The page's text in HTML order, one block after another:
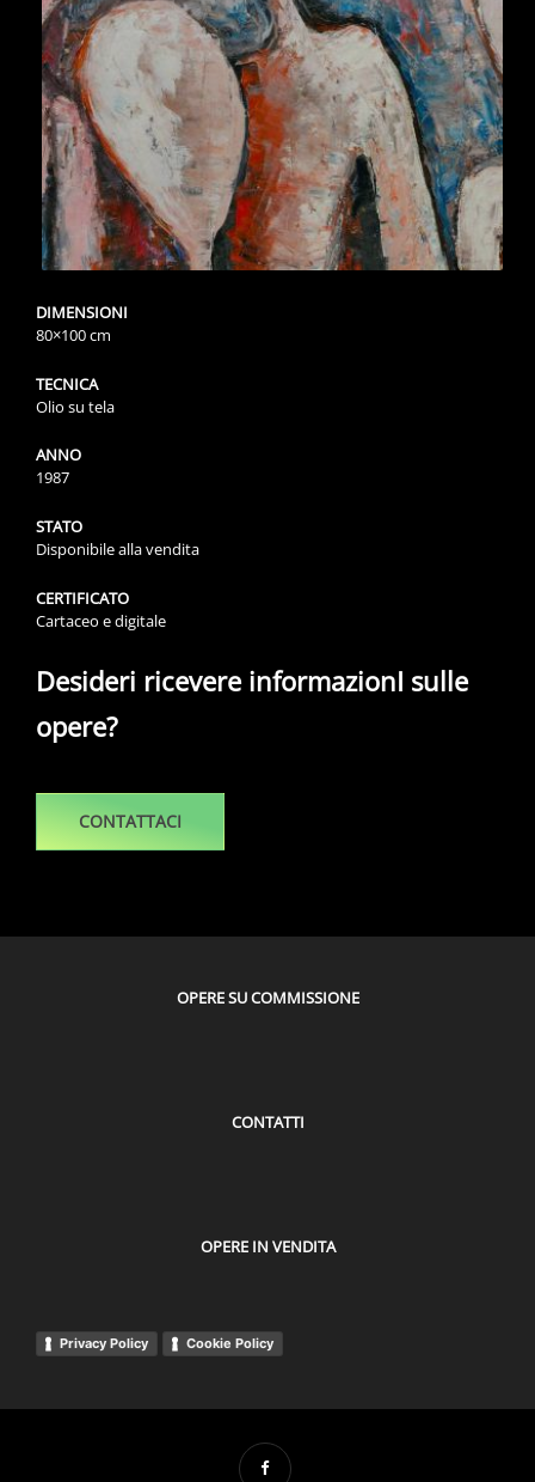
DIMENSIONI
80×100 cm
TECNICA
Olio su tela
ANNO
1987
STATO
Disponibile alla vendita
CERTIFICATO
Cartaceo e digitale
Desideri ricevere informazionI sulle
opere?
CONTATTACI
OPERE SU COMMISSIONE
CONTATTI
OPERE IN VENDITA
Privacy Policy Cookie Policy